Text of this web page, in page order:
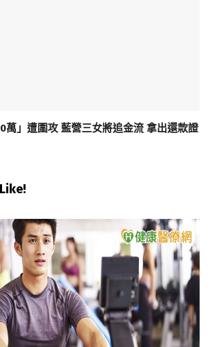
萬」遭圍攻 藍營三女將追金流 拿出還款證